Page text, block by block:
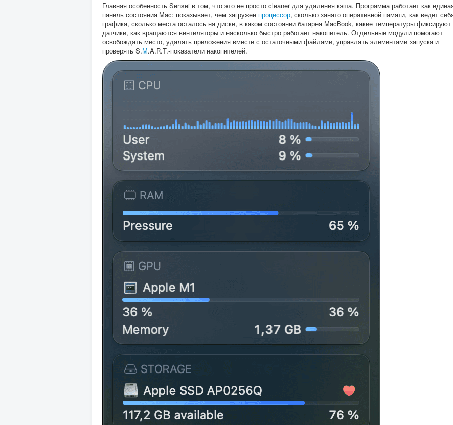
Главная особенность Sensei в том, что это не просто cleaner для удаления кэша. Программа работает как
панель состояния Mac: показывает, чем загружен процессор, сколько занято оперативной памяти, как ведет
графика, сколько места осталось на диске, в каком состоянии батарея MacBook, какие температуры фиксируют
датчики, как вращаются вентиляторы и насколько быстро работает накопитель. Отдельные модули помогают
освобождать место, удалять приложения вместе с остаточными файлами, управлять элементами запуска и
проверять S.M.A.R.T.-показатели накопителей.